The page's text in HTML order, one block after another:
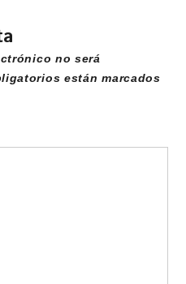
no será
están marcados